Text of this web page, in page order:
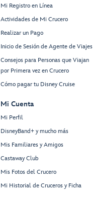
Mi Registro en Línea
Actividades de Mi Crucero
Realizar un Pago
Inicio de Sesión de Agente de Viajes
Consejos para Personas que Viajan
por Primera vez en Crucero
Cómo pagar tu Disney Cruise
Mi Cuenta
Mi Perfil
DisneyBand+ y mucho más
Mis Familiares y Amigos
Castaway Club
Mis Fotos del Crucero
Mi Historial de Cruceros y Ficha